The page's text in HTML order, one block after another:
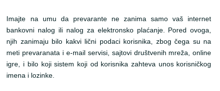
Imajte na umu da prevarante ne zanima samo vaš internet
bankovni nalog ili nalog za elektronsko plaćanje. Pored ovoga,
njih zanimaju bilo kakvi lični podaci korisnika, zbog čega su na
meti prevaranata i e-mail servisi, sajtovi društvenih mreža, online
igre, i bilo koji sistem koji od korisnika zahteva unos korisničkog
imena i lozinke.